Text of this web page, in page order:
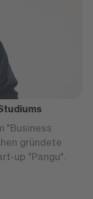
"Business
gründete
up "Pangu".